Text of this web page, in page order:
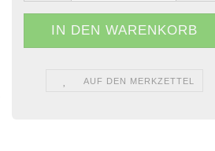
AUF DEN MERKZETTEL